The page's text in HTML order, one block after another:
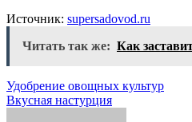
Источник: supersadovod.ru
Читать так же: Как
Навигация
по
Удобрение овощных культур
Вкусная настурция